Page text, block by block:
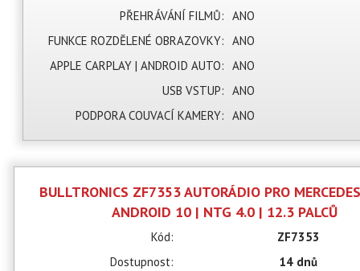
PŘEHRÁVÁNÍ FILMŮ: ANO
FUNKCE ROZDĚLENÉ OBRAZOVKY: ANO
APPLE CARPLAY | ANDROID AUTO: ANO
USB VSTUP: ANO
PODPORA COUVACÍ KAMERY: ANO
BULLTRONICS ZF7353 AUTORÁDIO PRO
ANDROID 10 | NTG 4.0 | 12.3 PALCŮ
Kód:
ZF7353
Dostupnost:
14 dnů